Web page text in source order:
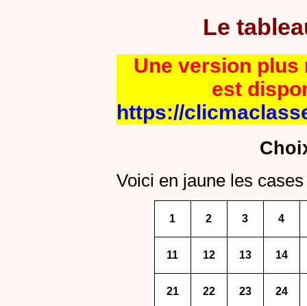
Le
Une version plus
est
https://
Voici en jaune les
1 2 3 4
11 12 13 14
21 22 23 24